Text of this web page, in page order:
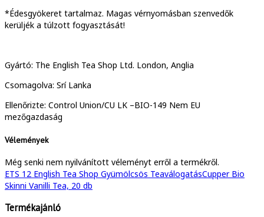
*Édesgyökeret tartalmaz. Magas vérnyomásban szenvedők
kerüljék a túlzott fogyasztását!
Gyártó: The English Tea Shop Ltd. London, Anglia
Csomagolva: Srí Lanka
Ellenőrizte: Control Union/CU LK –BIO-149 Nem EU
mezőgazdaság
Vélemények
Még senki nem nyilvánított véleményt erről a termékről.
ETS 12 English Tea Shop Gyümölcsös TeaválogatásCupper Bio
Skinni Vanilli Tea, 20 db
Termékajánló